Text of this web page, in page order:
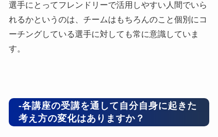
選手にとってフレンドリーで活用しやすい人間でいら
れるかというのは、チームはもちろんのこと個別にコ
ーチングしている選手に対しても常に意識していま
す。
-各講座の受講を通して自分自身に起きた
考え方の変化はありますか？